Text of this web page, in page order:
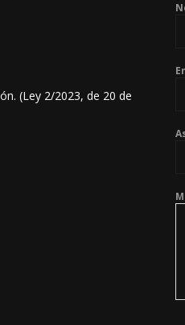
(Ley 2/2023, de 20 de